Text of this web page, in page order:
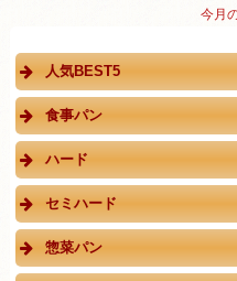
今月
人気BEST5
食事パン
ハード
セミハード
惣菜パン